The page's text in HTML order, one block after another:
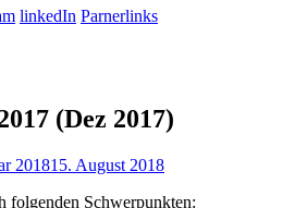
linkedIn Parnerlinks
(Dez 2017)
201815. August 2018
folgenden Schwerpunkten: